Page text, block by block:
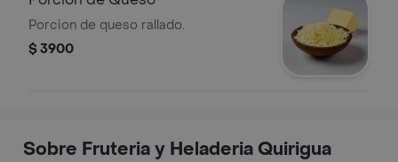
Porcion de queso rallado.
$ 3900
Sobre Fruteria y Heladeria Quirigua